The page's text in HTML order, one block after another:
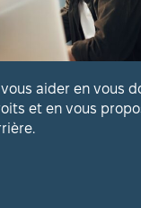
vous aider en vous
et en vous